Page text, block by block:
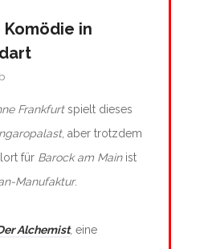
Komödie in
Frankfurtspielt dieses
, aber trotzdem
für Barock am Mainist
Manufaktur.
Alchemist, eine